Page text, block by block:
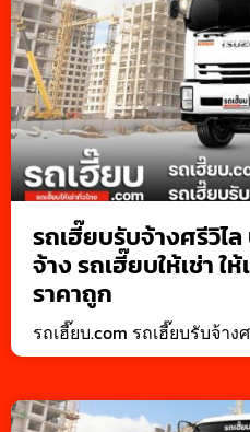
รถเฮี๊ยบรับจ้างศรีวิไ
จ้าง รถเฮี๊ยบให้เช่า ใ
ราคาถูก
รถเฮี๊ยบ.com รถเฮี๊ยบรับจ้าง